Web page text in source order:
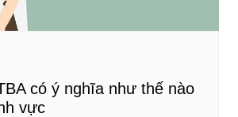
có ý nghĩa như thế nào
vực